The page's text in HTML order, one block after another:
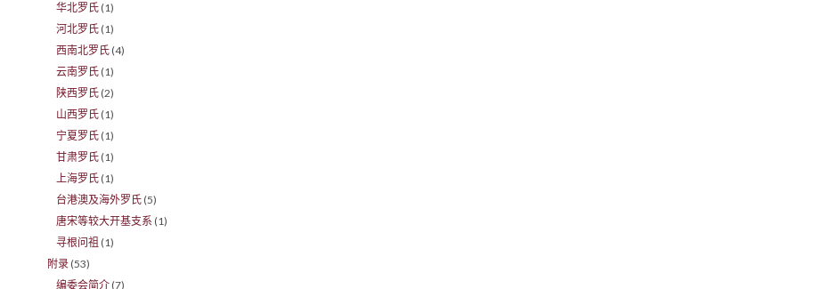
华北罗氏 (1)
河北罗氏 (1)
西南北罗氏 (4)
云南罗氏 (1)
陕西罗氏 (2)
山西罗氏 (1)
宁夏罗氏 (1)
甘肃罗氏 (1)
上海罗氏 (1)
台港澳及海外罗氏 (5)
唐宋等较大开基支系 (1)
寻根问祖 (1)
附录 (53)
编委会简介 (7)